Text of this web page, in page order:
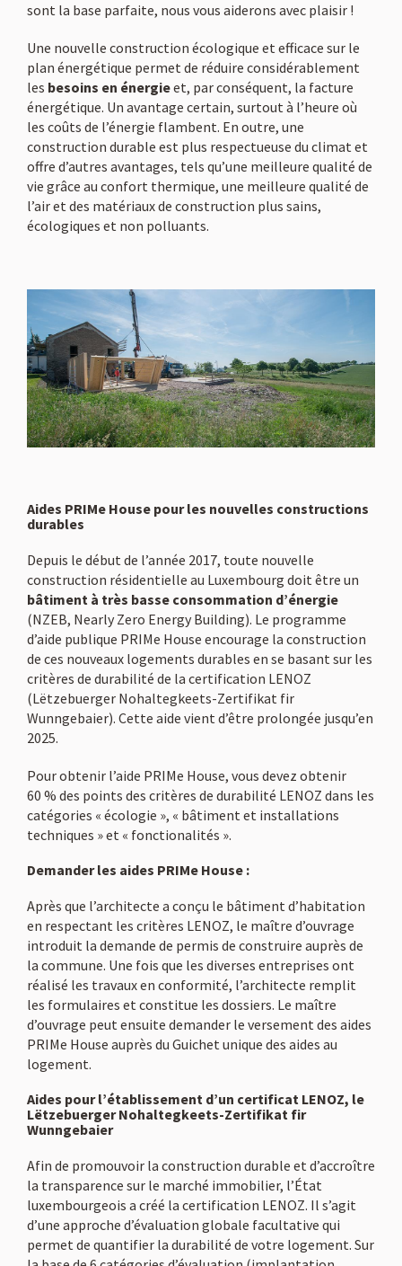
sont la base parfaite, nous vous aiderons avec plaisir !
Une nouvelle construction écologique et efficace sur le
plan énergétique permet de réduire considérablement
les besoins en énergieet, par conséquent, la facture
énergétique. Un avantage certain, surtout à l’heure où
les coûts de l’énergie flambent. En outre, une
construction durable est plus respectueuse du climat et
offre d’autres avantages, tels qu’une meilleure qualité de
vie grâce au confort thermique, une meilleure qualité de
l’air et des matériaux de construction plus sains,
écologiques et non polluants.
Aides PRIMe House pour les nouvelles constructions
durables
Depuis le début de l’année 2017, toute nouvelle
construction résidentielle au Luxembourg doit être un
bâtiment à très basse consommation d’énergie
(NZEB, Nearly Zero Energy Building). Le programme
d’aide publique PRIMe House encourage la construction
de ces nouveaux logements durables en se basant sur les
critères de durabilité de la certification LENOZ
(Lëtzebuerger Nohaltegkeets-Zertifikat fir
Wunngebaier). Cette aide vient d’être prolongée jusqu’en
2025.
Pour obtenir l’aide PRIMe House, vous devez obtenir
60 % des points des critères de durabilité LENOZ dans les
catégories « écologie », « bâtiment et installations
techniques » et « fonctionalités ».
Demander les aides PRIMe House :
Après que l’architecte a conçu le bâtiment d’habitation
en respectant les critères LENOZ, le maître d’ouvrage
introduit la demande de permis de construire auprès de
la commune. Une fois que les diverses entreprises ont
réalisé les travaux en conformité, l’architecte remplit
les formulaires et constitue les dossiers. Le maître
d’ouvrage peut ensuite demander le versement des aides
PRIMe House auprès du Guichet unique des aides au
logement.
Aides pour l’établissement d’un certificat LENOZ, le
Lëtzebuerger Nohaltegkeets-Zertifikat fir
Wunngebaier
Afin de promouvoir la construction durable et d’accroître
la transparence sur le marché immobilier, l’État
luxembourgeois a créé la certification LENOZ. Il s’agit
d’une approche d’évaluation globale facultative qui
permet de quantifier la durabilité de votre logement. Sur